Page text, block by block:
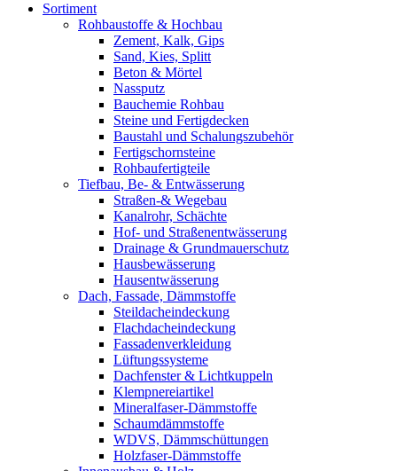
Sortiment
Rohbaustoffe & Hochbau
Zement, Kalk, Gips
Sand, Kies, Splitt
Beton & Mörtel
Nassputz
Bauchemie Rohbau
Steine und Fertigdecken
Baustahl und Schalungszubehör
Fertigschornsteine
Rohbaufertigteile
Tiefbau, Be- & Entwässerung
Straßen-& Wegebau
Kanalrohr, Schächte
Hof- und Straßenentwässerung
Drainage & Grundmauerschutz
Hausbewässerung
Hausentwässerung
Dach, Fassade, Dämmstoffe
Steildacheindeckung
Flachdacheindeckung
Fassadenverkleidung
Lüftungssysteme
Dachfenster & Lichtkuppeln
Klempnereiartikel
Mineralfaser-Dämmstoffe
Schaumdämmstoffe
WDVS, Dämmschüttungen
Holzfaser-Dämmstoffe